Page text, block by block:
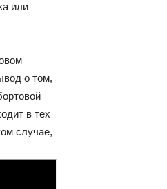
или
о том,
в тех
случае,